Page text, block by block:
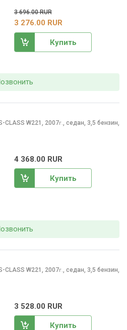
3 696.00 RUR
3 276.00 RUR
Купить
CLASS W221, 2007г.
седан, 3,5 бензин,
4 368.00 RUR
Купить
CLASS W221, 2007г.
седан, 3,5 бензин,
3 528.00 RUR
Купить